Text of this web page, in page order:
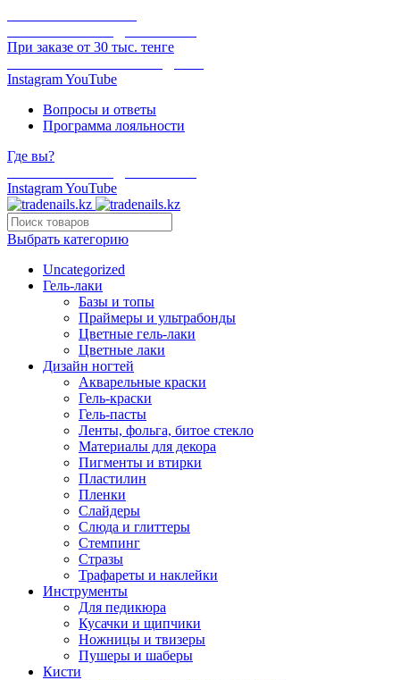
При заказе от 30 тыс. тенге
InstagramYouTube
Вопросы и ответы
Программа лояльности
Где вы?
InstagramYouTube
Выбрать категорию
Uncategorized
Гель-лаки
Базы и топы
Праймеры и ультрабонды
Цветные гель-лаки
Цветные лаки
Дизайн ногтей
Акварельные краски
Гель-краски
Гель-пасты
Ленты, фольга, битое стекло
Материалы для декора
Пигменты и втирки
Пластилин
Пленки
Слайдеры
Слюда и глиттеры
Стемпинг
Стразы
Трафареты и наклейки
Инструменты
Для педикюра
Кусачки и щипчики
Ножницы и твизеры
Пушеры и шаберы
Кисти